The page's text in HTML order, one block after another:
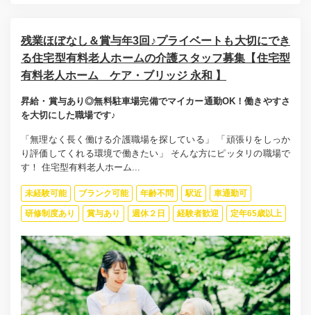
残業ほぼなし＆賞与年3回♪プライベートも大切にでき
る住宅型有料老人ホームの介護スタッフ募集【住宅型
有料老人ホーム ケア・ブリッジ 永和 】
昇給・賞与あり◎無料駐車場完備でマイカー通勤OK！働きやすさ
を大切にした職場です♪
「無理なく長く働ける介護職場を探している」 「頑張りをしっか
り評価してくれる環境で働きたい」 そんな方にピッタリの職場で
す！ 住宅型有料老人ホーム...
未経験可能 ブランク可能 年齢不問 駅近 車通勤可
研修制度あり 賞与あり 週休２日 経験者歓迎 定年65歳以上